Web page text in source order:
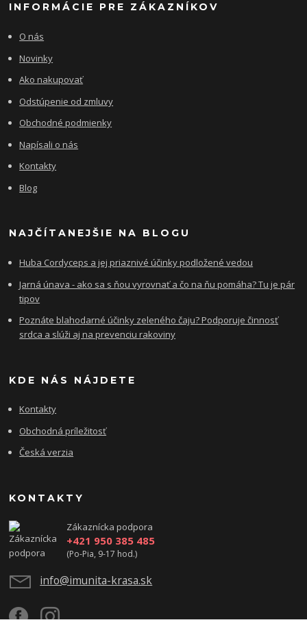
INFORMÁCIE PRE ZÁKAZNÍKOV
O nás
Novinky
Ako nakupovať
Odstúpenie od zmluvy
Obchodné podmienky
Napísali o nás
Kontakty
Blog
NAJČÍTANEJŠIE NA BLOGU
Huba Cordyceps a jej priaznivé účinky podložené vedou
Jarná únava - ako sa s ňou vyrovnať a čo na ňu pomáha? Tu je pár
tipov
Poznáte blahodarné účinky zeleného čaju? Podporuje činnosť
srdca a slúži aj na prevenciu rakoviny
KDE NÁS NÁJDETE
Kontakty
Obchodná príležitosť
Česká verzia
KONTAKTY
Zákaznícka podpora
+421 950 385 485
(Po-Pia, 9-17 hod.)
info@imunita-krasa.sk